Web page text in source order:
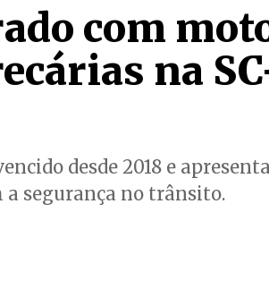
com
na
desde 2018 e
segurança no trânsito.